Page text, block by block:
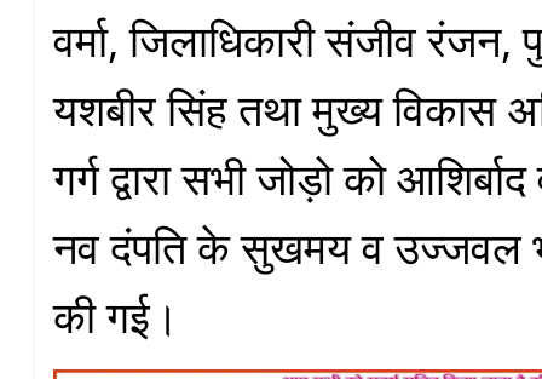
वर्मा, जिलाधिकारी संजीव
यशबीर सिंह तथा मुख्य विकास
गर्ग द्वारा सभी जोड़ो को
नव दंपति के सुखमय व उज्जवल
की गई।